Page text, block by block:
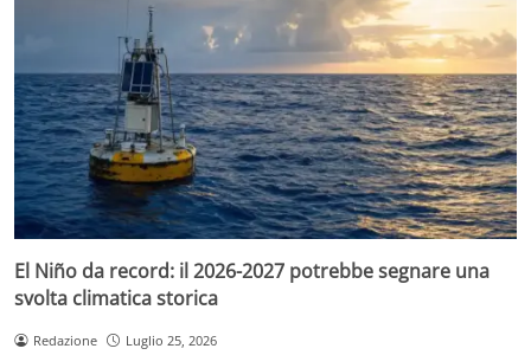
El Niño da record: il 2026-2027 potrebbe segnare una
svolta climatica storica
Redazione Luglio 25, 2026